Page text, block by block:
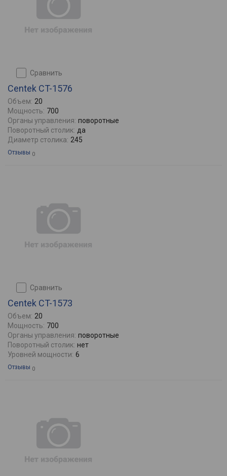
сравнить
Centek CT-1576
Объем: 20
Мощность: 700
Органы управления: поворотные
Поворотный столик: да
Диаметр столика: 245
Отзывы 0
сравнить
Centek CT-1573
Объем: 20
Мощность: 700
Органы управления: поворотные
Поворотный столик: нет
Уровней мощности: 6
Отзывы 0